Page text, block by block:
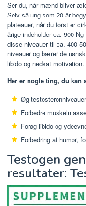
Ser du, når mænd bliver
Selv så ung som 20 år
plateauer, når du først er
årige indeholder ca. 900
disse niveauer til ca. 400-
niveauer og bærer de
libido og nedsat motivation.
Her er nogle ting, du kan
Øg
Forbedre
Forøg libido og
Forbedring af humør,
Testogen
resultater: